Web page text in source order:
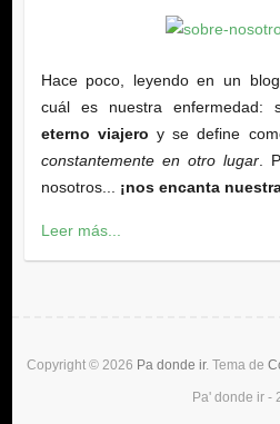
Hace poco, leyendo en un
cuál es nuestra
eterno viajero y se define
constantemente en otro lugar.
nosotros... ¡nos encanta
Leer más...
Copyright © 2026 Pa donde ir. Tema de
Pa' donde ir -